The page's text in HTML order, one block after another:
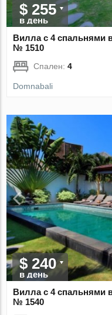
$ 255
в день
Вилла с 4 спальнями
№ 1510
Спален:4
Domnabali
$ 240
в день
Вилла с 4 спальнями
№ 1540